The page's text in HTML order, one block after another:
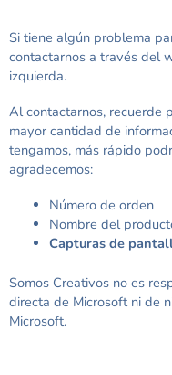
Si tiene algún problema
contactarnos a través del
izquierda.
Al contactarnos, recuerde
mayor cantidad de
tengamos, más rápido
agradecemos:
Número de orden
Nombre del
Capturas de
Somos Creativos no es
directa de Microsoft ni de
Microsoft.